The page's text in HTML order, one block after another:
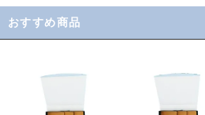
おすすめ商品